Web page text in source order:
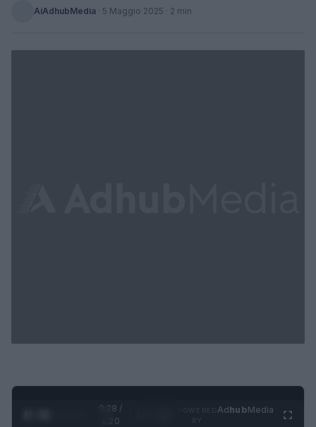
AiAdhubMedia · 5 Maggio 2025 · 2 min
0:29 /
1:20
AdhubMedia